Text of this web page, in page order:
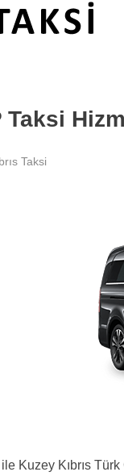
Taksi
Taksi
ile Kuzey Kıbrıs